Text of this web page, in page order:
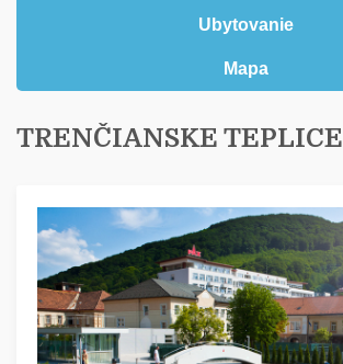
Ubytovanie
Mapa
TRENČIANSKE TEPLICE